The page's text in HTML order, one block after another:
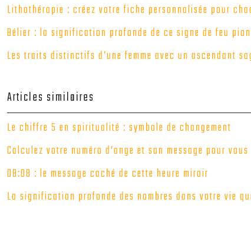
Lithothérapie : créez votre fiche personnalisée pour
Bélier : la signification profonde de ce signe de feu
Les traits distinctifs d’une femme avec un ascendant
Articles similaires
Le chiffre 5 en spiritualité : symbole de changement
Calculez votre numéro d’ange et son message pour vous
08:08 : le message caché de cette heure miroir
La signification profonde des nombres dans votre vie